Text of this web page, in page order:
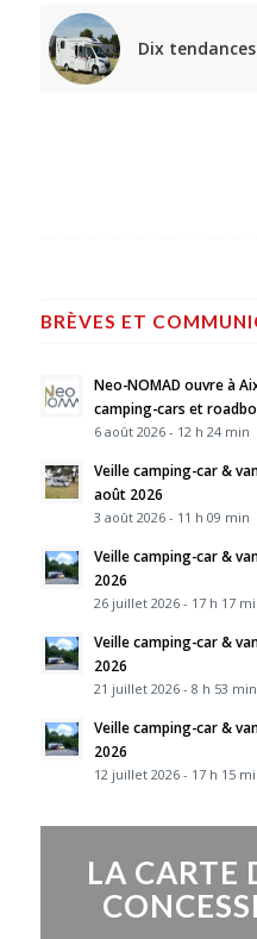
Dix
BRÈVES ET
Neo-NOMAD ouvre à
camping-cars et
6 août 2026 - 12 h 24 min
Veille camping-car &
août 2026
3 août 2026 - 11 h 09 min
Veille camping-car &
2026
26 juillet 2026 - 17 h 17
Veille camping-car &
2026
21 juillet 2026 - 8 h 53 min
Veille camping-car &
2026
12 juillet 2026 - 17 h 15
LA CARTE